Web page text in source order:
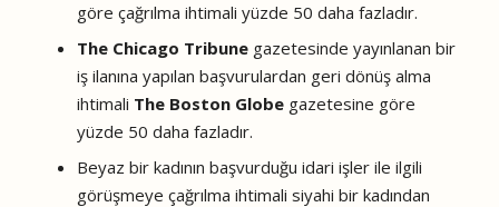
göre çağrılma ihtimali yüzde 50 daha fazladır.
The Chicago Tribune gazetesinde yayınlanan bir
iş ilanına yapılan başvurulardan geri dönüş alma
ihtimali The Boston Globe gazetesine göre
yüzde 50 daha fazladır.
Beyaz bir kadının başvurduğu idari işler ile ilgili
görüşmeye çağrılma ihtimali siyahi bir kadından